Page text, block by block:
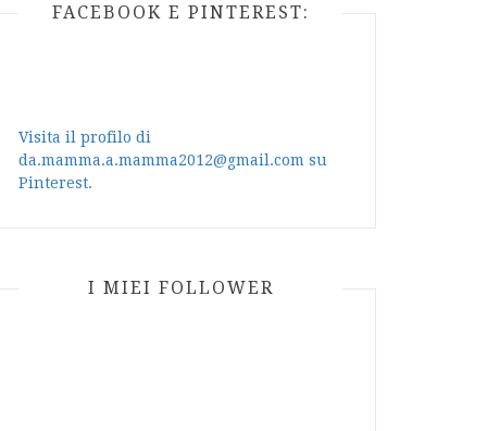
FACEBOOK E PINTEREST:
Visita il profilo di
da.mamma.a.mamma2012@gmail.com su
Pinterest.
I MIEI FOLLOWER